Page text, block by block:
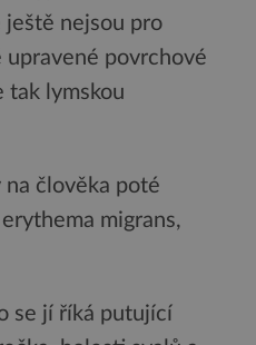
ještě nejsou pro
upravené povrchové
tak lymskou
na člověka poté
migrans,
se jí říká putující